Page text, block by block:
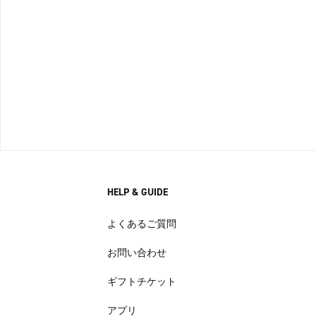
HELP & GUIDE
よくあるご質問
お問い合わせ
ギフトチケット
アプリ